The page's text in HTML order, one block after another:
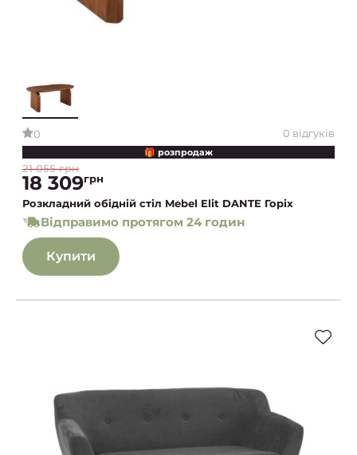
0 0 відгуків
🎁 розпродаж
21 055 грн
18 309грн
Розкладний обідній стіл Mebel Elit DANTE Горіх
Відправимо протягом 24 годин
Купити